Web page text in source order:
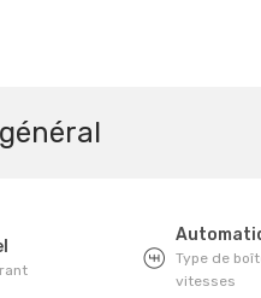
Type de
vitesses